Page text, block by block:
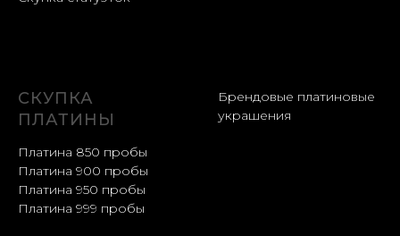
СКУПКА
ПЛАТИНЫ
Платина 850 пробы
Платина 900 пробы
Платина 950 пробы
Платина 999 пробы
Брендовые платиновые
украшения